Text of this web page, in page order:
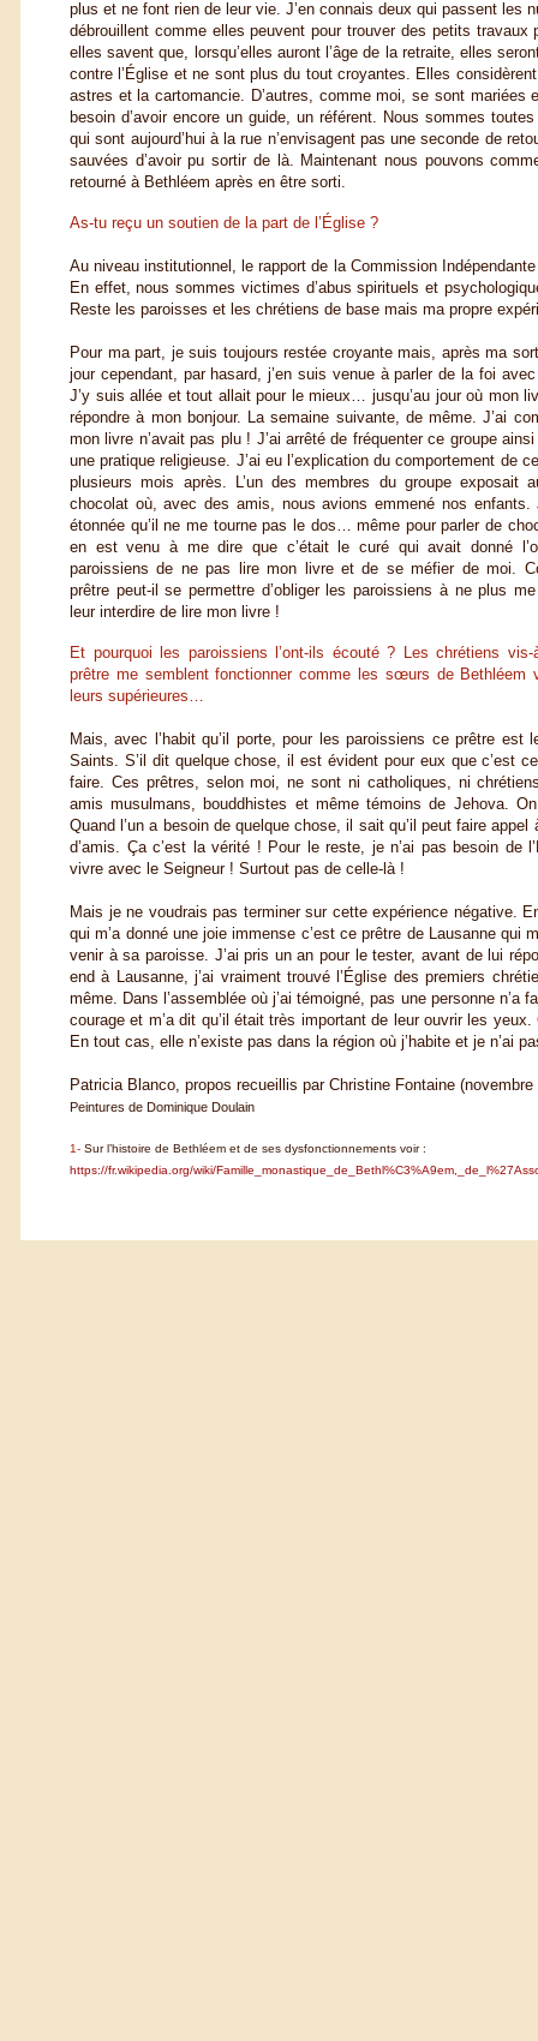
plus et ne font rien de leur vie. J’en connais deux qui passent les
débrouillent comme elles peuvent pour trouver des petits
elles savent que, lorsqu’elles auront l’âge de la retraite, elles
contre l’Église et ne sont plus du tout croyantes. Elles
astres et la cartomancie. D’autres, comme moi, se sont
besoin d’avoir encore un guide, un référent. Nous sommes
qui sont aujourd’hui à la rue n’envisagent pas une seconde de
sauvées d’avoir pu sortir de là. Maintenant nous pouvons
retourné à Bethléem après en être sorti.
As-tu reçu un soutien de la part de l’Église ?
Au niveau institutionnel, le rapport de la Commission
En effet, nous sommes victimes d’abus spirituels et
Reste les paroisses et les chrétiens de base mais ma propre
Pour ma part, je suis toujours restée croyante mais, après ma
jour cependant, par hasard, j’en suis venue à parler de la foi
J’y suis allée et tout allait pour le mieux… jusqu’au jour où mon
répondre à mon bonjour. La semaine suivante, de même.J’ai
mon livre n’avait pas plu ! J’ai arrêté de fréquenter ce groupe ainsi
une pratique religieuse. J’ai eu l’explication du comportement de
plusieurs mois après. L’un des membres du groupe exposait
chocolat où, avec des amis, nous avions emmené nos enfants.
étonnée qu’il ne me tourne pas le dos… même pour parler de
en est venu à me dire que c’était le curé qui avait donné
paroissiens de ne pas lire mon livre et de se méfier de moi.
prêtre peut-il se permettre d’obliger les paroissiens à ne plus
leur interdire de lire mon livre !
Et pourquoi les paroissiens l’ont-ils écouté ? Les chrétiens
prêtre me semblent fonctionner comme les sœurs de Bethléem
leurs supérieures…
Mais, avec l’habit qu’il porte, pour les paroissiens ce prêtre est
Saints. S’il dit quelque chose, il est évident pour eux que c’est
faire. Ces prêtres, selon moi, ne sont ni catholiques, ni
amis musulmans, bouddhistes et même témoins de Jehova. On
Quand l’un a besoin de quelque chose, il sait qu’il peut faire appel
d’amis. Ça c’est la vérité ! Pour le reste, je n’ai pas besoin de
vivre avec le Seigneur ! Surtout pas de celle-là !
Mais je ne voudrais pas terminer sur cette expérience négative.
qui m’a donné une joie immense c’est ce prêtre de Lausanne qui
venir à sa paroisse. J’ai pris un an pour le tester, avant de lui
end à Lausanne, j’ai vraiment trouvé l’Église des premiers
même. Dans l’assemblée où j’ai témoigné, pas une personne
courage et m’a dit qu’il était très important de leur ouvrir les
En tout cas, elle n’existe pas dans la région où j’habite et je n’ai
Patricia Blanco, propos recueillis par Christine Fontaine (novembre
Peintures de Dominique Doulain
1- Sur l’histoire de Bethléem et de ses dysfonctionnements voir :
https://fr.wikipedia.org/wiki/